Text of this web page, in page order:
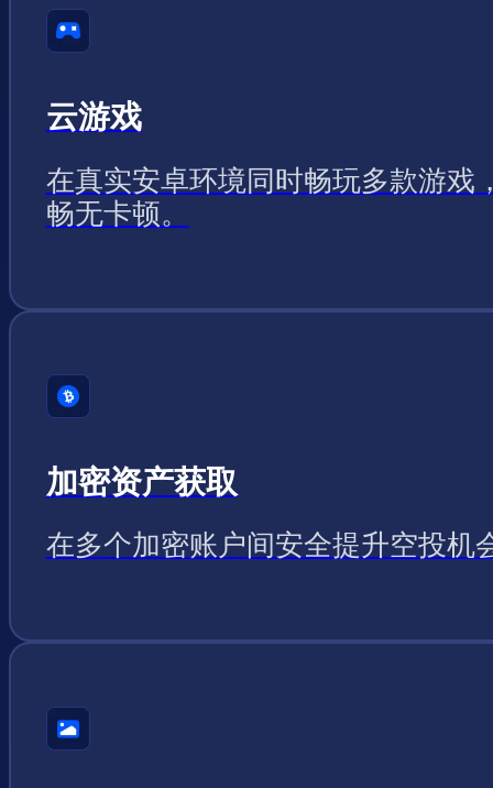
云游戏
在真实安卓环境同时畅玩多款游戏
畅无卡顿。
加密资产获取
在多个加密账户间安全提升空投机